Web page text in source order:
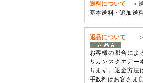
送料について
＞
基本送料・追加送
返品について
お客様の都合によ
リカンスクエアー
ります。返金方法
手数料はお客さま